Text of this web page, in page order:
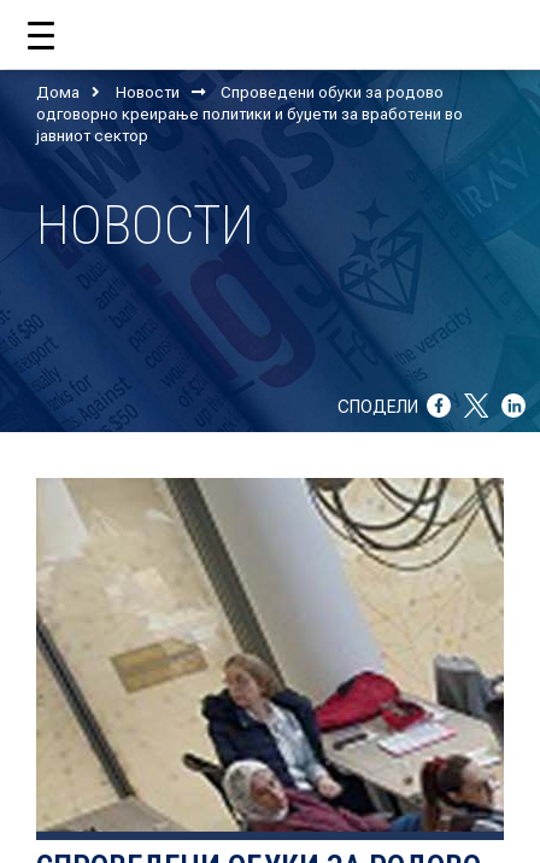
ДОМА
ЗА НАС
ШТО РАБОТИ ЦУП?
НАШИОТ ТИМ
НАШИ ПОДДРЖУВАЧИ
ГОДИШНИ ИЗВЕШТАИ
ИСО 9001
ЕВОЛВ
НОВОСТИ
ИСТРАЖУВАЊА
ПРОЕКТИ
Дома Новости
Спроведени обуки за родово
одговорно креирање политики и буџети за вработени во
јавниот сектор
НОВОСТИ
СПОДЕЛИ